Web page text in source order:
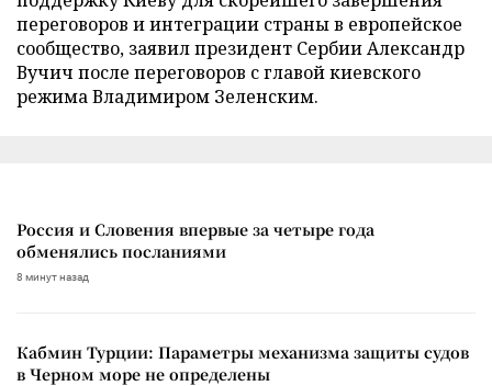
переговоров и интеграции страны в европейское
сообщество, заявил президент Сербии Александр
Вучич после переговоров с главой киевского
режима Владимиром Зеленским.
Россия и Словения впервые за четыре года
обменялись посланиями
8 минут назад
Кабмин Турции: Параметры механизма защиты судов
в Черном море не определены